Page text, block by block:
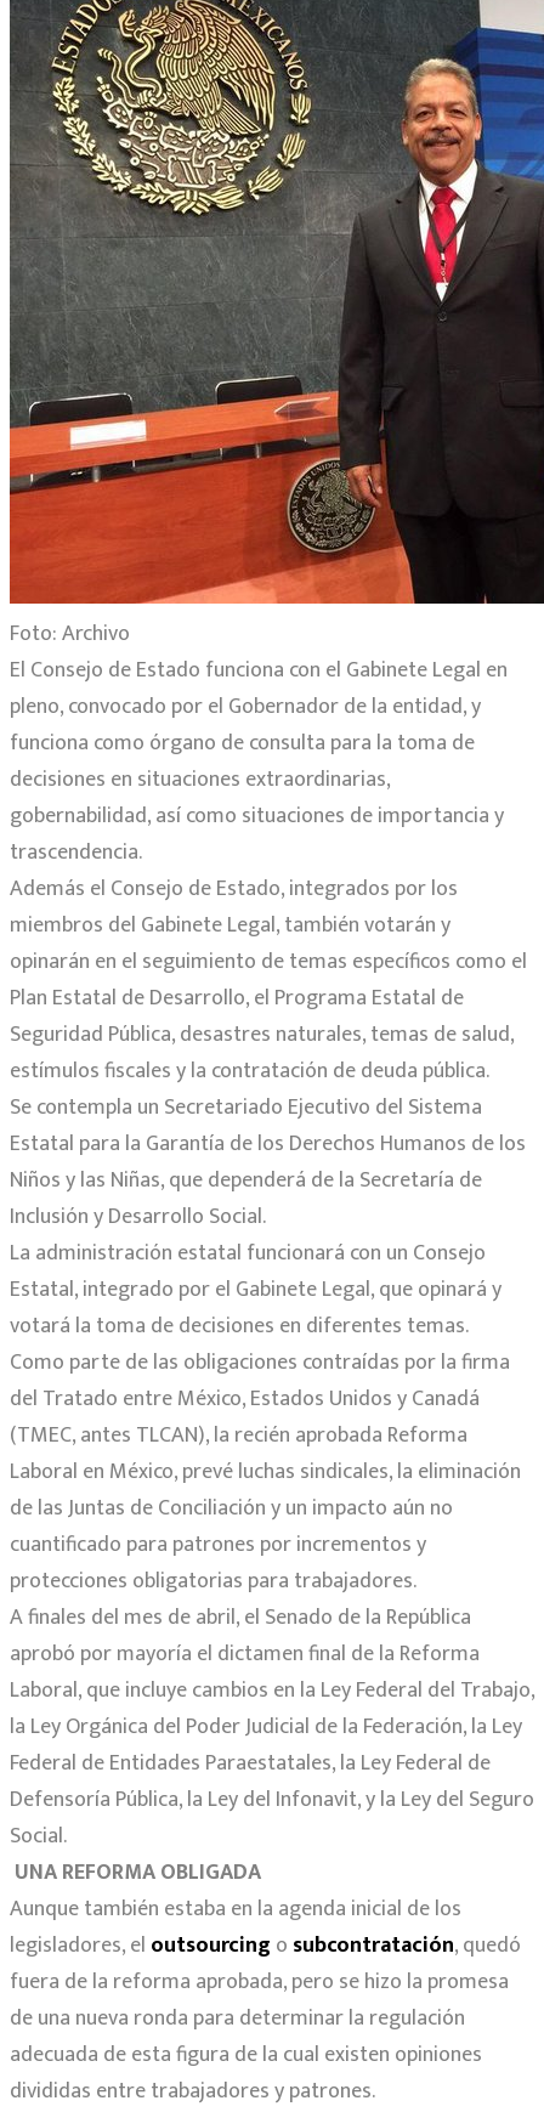
Foto: Archivo
El Consejo de Estado funciona con el Gabinete Legal en
pleno, convocado por el Gobernador de la entidad, y
funciona como órgano de consulta para la toma de
decisiones en situaciones extraordinarias,
gobernabilidad, así como situaciones de importancia y
trascendencia.
Además el Consejo de Estado, integrados por los
miembros del Gabinete Legal, también votarán y
opinarán en el seguimiento de temas específicos como el
Plan Estatal de Desarrollo, el Programa Estatal de
Seguridad Pública, desastres naturales, temas de salud,
estímulos fiscales y la contratación de deuda pública.
Se contempla un Secretariado Ejecutivo del Sistema
Estatal para la Garantía de los Derechos Humanos de los
Niños y las Niñas, que dependerá de la Secretaría de
Inclusión y Desarrollo Social.
La administración estatal funcionará con un Consejo
Estatal, integrado por el Gabinete Legal, que opinará y
votará la toma de decisiones en diferentes temas.
Como parte de las obligaciones contraídas por la firma
del Tratado entre México, Estados Unidos y Canadá
(TMEC, antes TLCAN), la recién aprobada Reforma
Laboral en México, prevé luchas sindicales, la eliminación
de las Juntas de Conciliación y un impacto aún no
cuantificado para patrones por incrementos y
protecciones obligatorias para trabajadores.
A finales del mes de abril, el Senado de la República
aprobó por mayoría el dictamen final de la Reforma
Laboral, que incluye cambios en la Ley Federal del Trabajo,
la Ley Orgánica del Poder Judicial de la Federación, la Ley
Federal de Entidades Paraestatales, la Ley Federal de
Defensoría Pública, la Ley del Infonavit, y la Ley del Seguro
Social.
UNA REFORMA OBLIGADA
Aunque también estaba en la agenda inicial de los
legisladores, el outsourcing o subcontratación, quedó
fuera de la reforma aprobada, pero se hizo la promesa
de una nueva ronda para determinar la regulación
adecuada de esta figura de la cual existen opiniones
divididas entre trabajadores y patrones.